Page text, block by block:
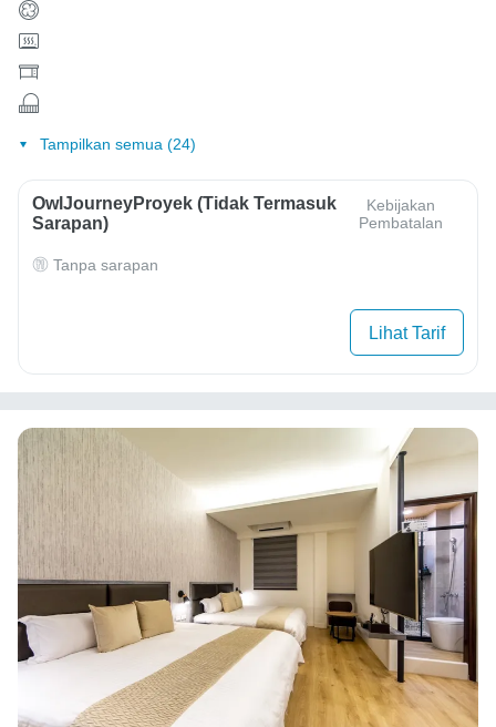
Tampilkan semua (24)
OwlJourneyProyek (Tidak Termasuk
Sarapan)
Kebijakan
Pembatalan
Tanpa sarapan
Lihat Tarif